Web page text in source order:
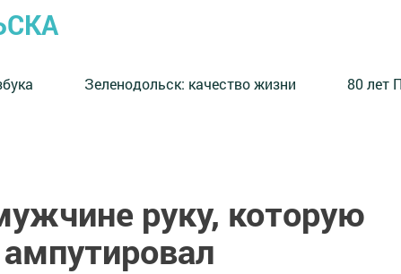
⁠Зеленодольск: качество жизни 80 лет
руку, которую